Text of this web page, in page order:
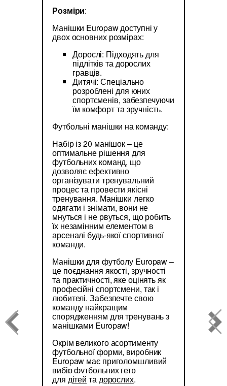
Розміри:
Манішки Europaw доступні у
двох основних розмірах:
Дорослі: Підходять для
підлітків та дорослих
гравців.
Дитячі: Спеціально
розроблені для юних
спортсменів, забезпечуючи
їм комфорт та зручність.
Футбольні манішки на команду:
Набір із 20 манішок – це
оптимальне рішення для
футбольних команд, що
дозволяє ефективно
організувати тренувальний
процес та провести якісні
тренування. Манішки легко
одягати і знімати, вони не
мнуться і не рвуться, що робить
їх незамінним елементом в
арсеналі будь-якої спортивної
команди.
Манішки для футболу Europaw –
це поєднання якості, зручності
та практичності, яке оцінять як
професійні спортсмени, так і
любителі. Забезпечте свою
команду найкращим
спорядженням для тренувань з
манішками Europaw!
Окрім великого асортименту
футбольної форми, виробник
Europaw має приголомшливий
вибір футбольних гетр
для дітей тадорослих.